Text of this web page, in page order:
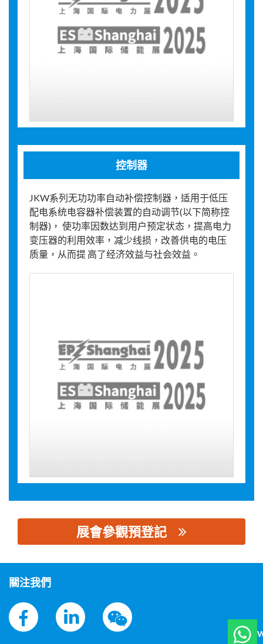
控制器
JKW系列无功功率自动补偿控制器，适用于低压
配电系统电容器补偿装置的自动调节(以下简称控
制器)， 使功率因数达到用户预定状态，提高电力
变压器的利用效率，减少线损，改善供电的电压
质量，从而提 高了经济效益与社会效益。
展會參觀預登記
關注我們